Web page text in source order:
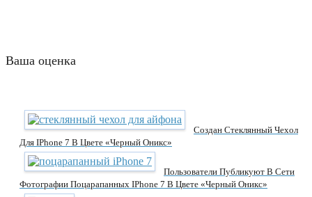
Ваша оценка
Создан Стеклянный Чехол
Для IPhone 7 В Цвете «черный Оникс»
Пользователи Публикуют В Сети
Фотографии Поцарапанных IPhone 7 В Цвете «черный Оникс»